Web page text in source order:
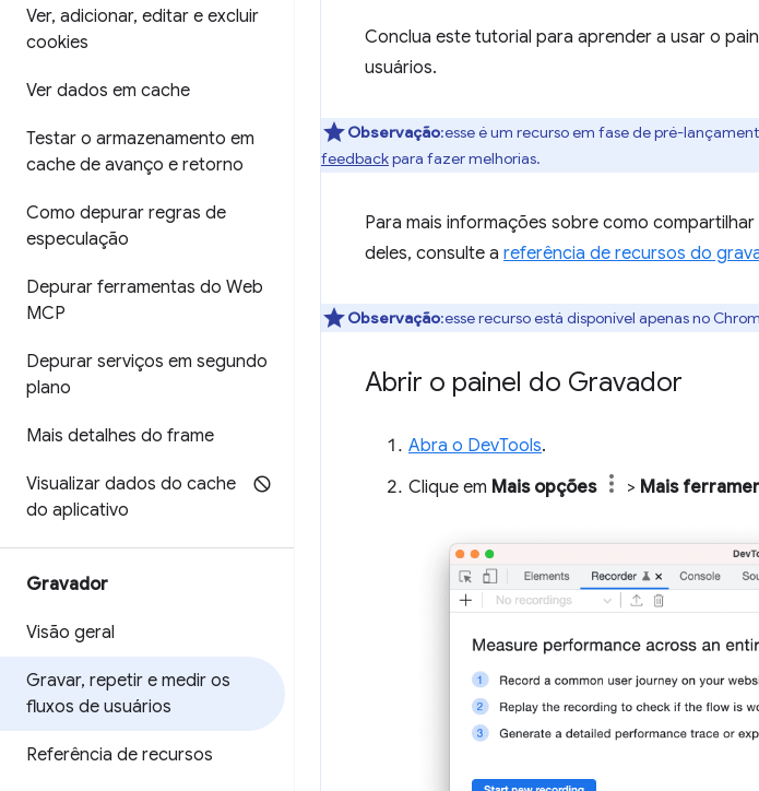
Ver, adicionar, editar e excluir
cookies
Ver dados em cache
Testar o armazenamento em
cache de avanço e retorno
Como depurar regras de
especulação
Depurar ferramentas do Web
MCP
Depurar serviços em segundo
plano
Mais detalhes do frame
Visualizar dados do cache
do aplicativo
Gravador
Visão geral
Gravar, repetir e medir os
fluxos de usuários
Referência de recursos
Conclua este tutorial para aprender a usar o
usuários.
Observação:esse é um recurso em fase de pré-
feedbackpara fazer melhorias.
Para mais informações sobre como
deles, consulte a referência de recursos do
Observação:esse recurso está disponível apenas no
Abrir o painel do Gravador
Abra o DevTools.
Clique em Mais opções > Mais